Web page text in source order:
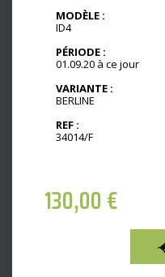
MODÈLE :
ID4
PÉRIODE :
01.09.20 à ce jour
VARIANTE :
BERLINE
REF :
34014/F
130,00€